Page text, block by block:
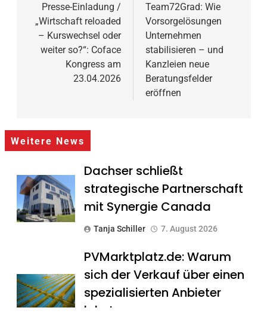
Presse-Einladung /
„Wirtschaft reloaded
– Kurswechsel oder
weiter so?“: Coface
Kongress am
23.04.2026
Team72Grad: Wie
Vorsorgelösungen
Unternehmen
stabilisieren – und
Kanzleien neue
Beratungsfelder
eröffnen
Weitere News
Dachser schließt
strategische Partnerschaft
mit Synergie Canada
Tanja Schiller 7. August 2026
PVMarktplatz.de: Warum
sich der Verkauf über einen
spezialisierten Anbieter
lohnt